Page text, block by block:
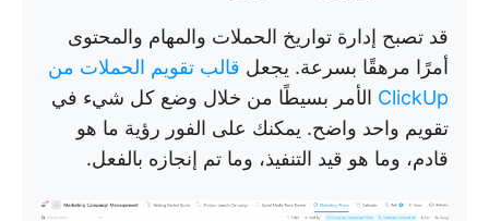
قد تصبح إدارة تواريخ الحملات والمهام والمحتوى
أمرًا مرهقًا بسرعة. يجعل قالب تقويم الحملات من
ClickUp الأمر بسيطًا من خلال وضع كل شيء في
تقويم واحد واضح. يمكنك على الفور رؤية ما هو
قادم، وما هو قيد التنفيذ، وما تم إنجازه بالفعل.